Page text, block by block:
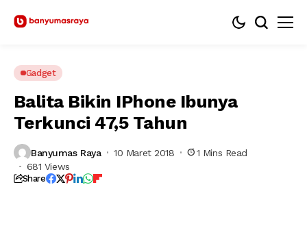
Gadget
Balita Bikin IPhone Ibunya
Terkunci 47,5 Tahun
Banyumas Raya 10 Maret 2018
1 Mins Read
681 Views
Share